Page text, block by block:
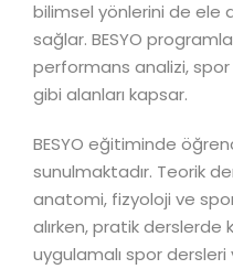
bilimsel yönlerini de ele
sağlar. BESYO
performans analizi,
gibi alanları kapsar.
BESYO eğitiminde
sunulmaktadır. Teorik
anatomi, fizyoloji ve
alırken, pratik derslerde
uygulamalı spor dersleri